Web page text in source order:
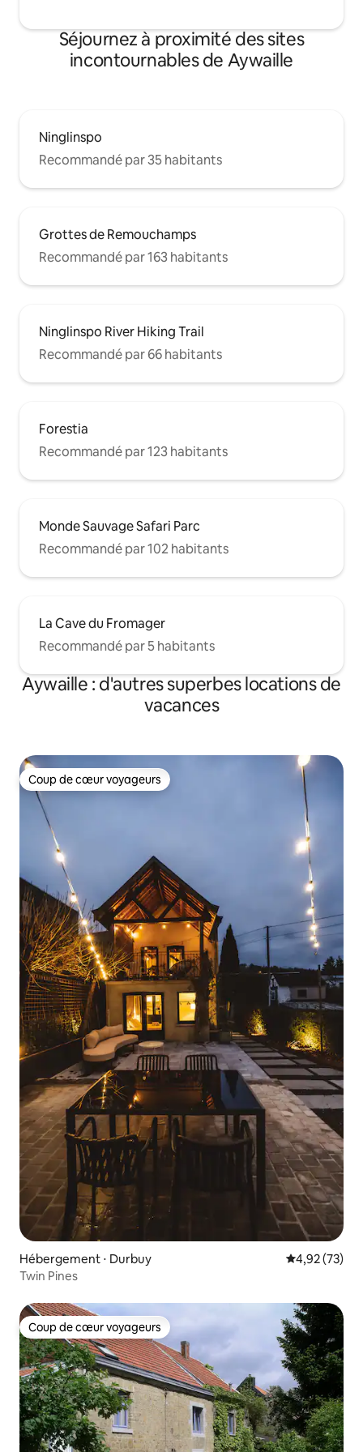
Séjournez à proximité des sites
incontournables de Aywaille
Ninglinspo
Recommandé par 35 habitants
Grottes de Remouchamps
Recommandé par 163 habitants
Ninglinspo River Hiking Trail
Recommandé par 66 habitants
Forestia
Recommandé par 123 habitants
Monde Sauvage Safari Parc
Recommandé par 102 habitants
La Cave du Fromager
Recommandé par 5 habitants
Aywaille : d'autres superbes locations de
vacances
Coup de cœur voyageurs
Coup de cœur voyageurs
Hébergement ⋅ Durbuy Évaluation
4,92 (73)
Twin Pines
Coup de cœur voyageurs
Coup de cœur voyageurs